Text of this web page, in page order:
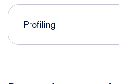
Profiling